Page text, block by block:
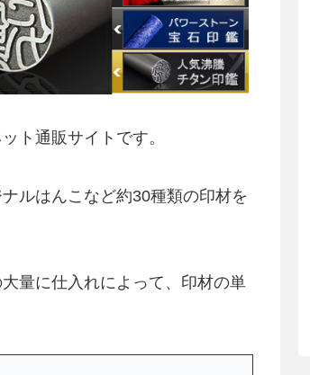
ト通販サイトです。
ルはんこなど約30種類の印材を
量に仕入れによって、印材の単